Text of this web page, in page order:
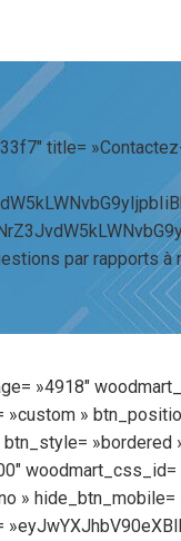
title=
par rapports à